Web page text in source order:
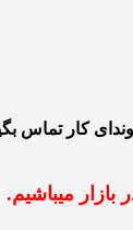
کار تماس
میباشیم.